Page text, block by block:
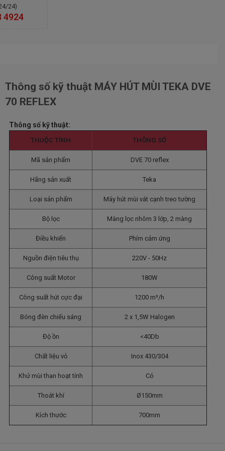
24)
4924
SHOWROOM THÁI BÌNH -- Địa chỉ:170D Lê Quí
SHOWROOM BẮC GIANG -- Địa chỉ:186 Xương
Giang, TP Bắc Giang
Thông số kỹ thuật MÁY HÚT MÙI TEKA DVE
70 REFLEX
Thông số kỹ thuật:
THUỘC TÍNH THÔNG SỐ
Mã sản phẩm DVE 70 reflex
Hãng sản xuất Teka
Loại sản phẩm Máy hút mùi vát cạnh treo tường
Bộ lọc Màng lọc nhôm 3 lớp, 2 màng
Điều khiển Phím cảm ứng
Nguồn điện tiêu thụ 220V - 50Hz
Công suất Motor 180W
Công suất hút cực đại 1200 m³/h
Bóng đèn chiếu sáng 2 x 1,5W Halogen
Độ ồn <40Db
Chất liệu vỏ Inox 430/304
Khử mùi than hoạt tính Có
Thoát khí Ø150mm
Kích thước 700mm